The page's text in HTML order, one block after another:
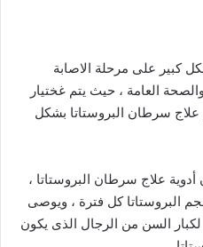
كبير على مرحلة الاصابة
العامة ، حيث يتم غختيار
سرطان البروستاتا بشكل
علاج سرطان البروستاتا ،
البروستاتا كل فترة ، ويوصى
لكبار السن من الرجال الذى يكون